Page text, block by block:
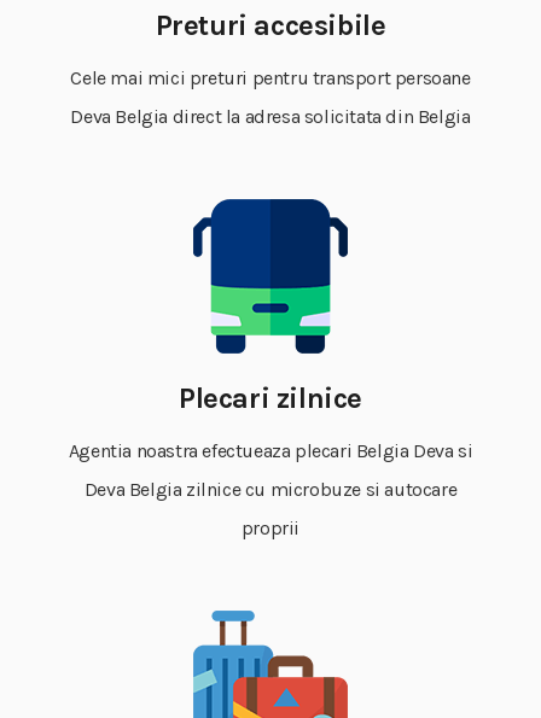
Preturi accesibile
Cele mai mici preturi pentru transport persoane
Deva Belgia direct la adresa solicitata din Belgia
Plecari zilnice
Agentia noastra efectueaza plecari Belgia Deva si
Deva Belgia zilnice cu microbuze si autocare
proprii